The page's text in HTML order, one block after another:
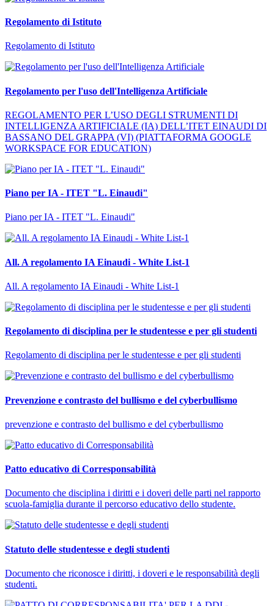
Regolamento di Istituto
Regolamento di Istituto
Regolamento per l'uso dell'Intelligenza Artificiale
REGOLAMENTO PER L’USO DEGLI STRUMENTI DI
INTELLIGENZA ARTIFICIALE (IA) DELL’ITET EINAUDI DI
BASSANO DEL GRAPPA (VI) (PIATTAFORMA GOOGLE
WORKSPACE FOR EDUCATION)
Piano per IA - ITET "L. Einaudi"
Piano per IA - ITET "L. Einaudi"
All. A regolamento IA Einaudi - White List-1
All. A regolamento IA Einaudi - White List-1
Regolamento di disciplina per le studentesse e per gli studenti
Regolamento di disciplina per le studentesse e per gli studenti
Prevenzione e contrasto del bullismo e del cyberbullismo
prevenzione e contrasto del bullismo e del cyberbullismo
Patto educativo di Corresponsabilità
Documento che disciplina i diritti e i doveri delle parti nel rapporto
scuola-famiglia durante il percorso educativo dello studente.
Statuto delle studentesse e degli studenti
Documento che riconosce i diritti, i doveri e le responsabilità degli
studenti.